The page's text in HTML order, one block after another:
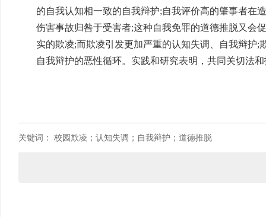
的自我认知相一致的自我辩护;自我评价高的肇事者在
伤害事故归咎于受害者;这种自我免罪的道德推脱又会
实的欺凌;而欺凌引发更加严重的认知失调、自我辩护
自我辩护的恶性循环。实践和研究表明，共同关切法
关键词： 校园欺凌；认知失调；自我辩护；道德推脱